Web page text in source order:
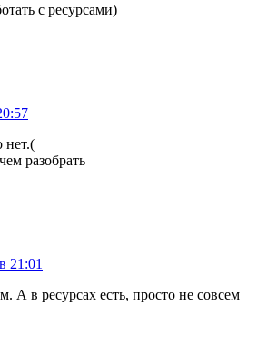
с ресурсами)
нет.(
разобрать
21:01
А в ресурсах есть, просто не совсем